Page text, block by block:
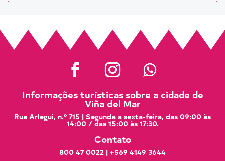
Informações turísticas sobre a cidade de
Viña del Mar
Rua Arlegui, n.º 715 | Segunda a sexta-feira, das 09:00 às
14:00 / das 15:00 às 17:30.
Contato
800 47 0022 | +569 4149 3644